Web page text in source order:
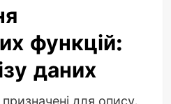
функцій:
даних
призначені для опису,